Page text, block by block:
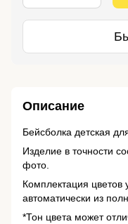
Описание
Бейсболка детская
Изделие в точности
фото.
Комплектация цветов
автоматически из
*Тон цвета может